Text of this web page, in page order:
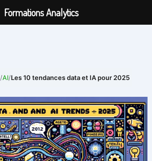
/AI/Les 10 tendances data et IA pour 2025
Formations Analytics